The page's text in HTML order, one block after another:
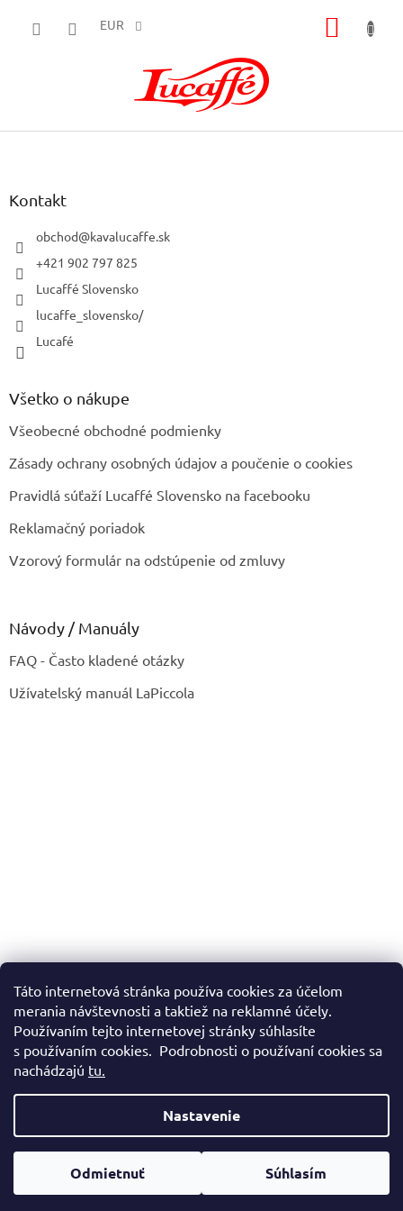
Táto internetová stránka používa cookies za účelom
merania návštevnosti a taktiež na reklamné účely.
Používaním tejto internetovej stránky súhlasíte
s používaním cookies. Podrobnosti o používaní cookies sa
nachádzajú tu.
Nastavenie
Odmietnuť Súhlasím
EUR
Z
Kontakt
obchod@kavalucaffe.sk
+421 902 797 825
Lucaffé Slovensko
lucaffe_slovensko/
Lucafé
Všetko o nákupe
Všeobecné obchodné podmienky
Zásady ochrany osobných údajov a poučenie o cookies
Pravidlá súťaží Lucaffé Slovensko na facebooku
Reklamačný poriadok
Vzorový formulár na odstúpenie od zmluvy
Návody / Manuály
FAQ - Často kladené otázky
Užívatelský manuál LaPiccola
Vytvoril Shoptet
Copyright 2026 . Všetky práva vyhradené.